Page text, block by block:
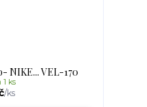
NIKE... VEL-170
/ks
1 ks